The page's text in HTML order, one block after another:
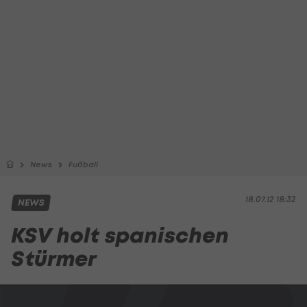
News Fußball
18.07.12 18:32
NEWS
KSV holt spanischen
Stürmer